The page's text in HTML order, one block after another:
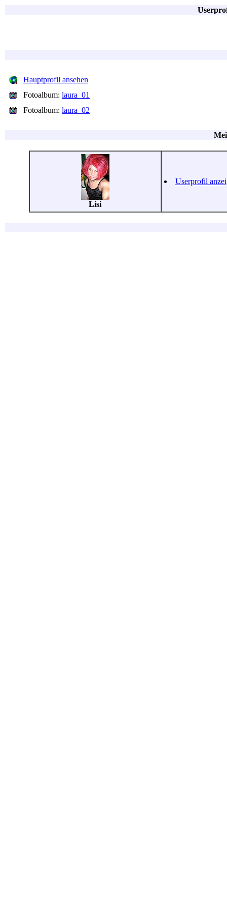
Hauptprofil ansehen
Fotoalbum: laura_01
Fotoalbum: laura_02
Lisi
Userprofil